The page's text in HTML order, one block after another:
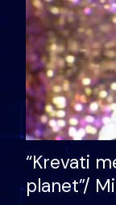
“Krevati
planet”/